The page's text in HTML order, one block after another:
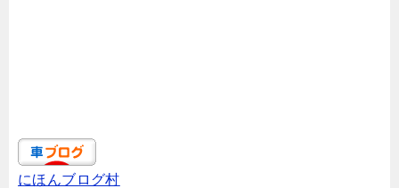
にほんブログ村